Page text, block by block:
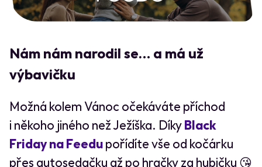
Nám nám narodil se… a má už
výbavičku
Možná kolem Vánoc očekáváte příchod
i někoho jiného než Ježíška. DíkyBlack
Friday na Feedupořídíte vše od kočárku
přes autosedačku až po hračky za hubičku 😘